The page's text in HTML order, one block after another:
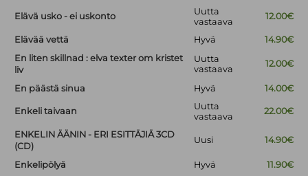
Elävä usko - ei uskonto
Uutta
vastaava
12.00€
Elävää vettä Hyvä
14.90€
En liten skillnad : elva texter om kristet
liv
Uutta
vastaava
12.00€
En päästä sinua Hyvä 14.00€
Enkeli taivaan
Uutta
vastaava
22.00€
ENKELIN ÄÄNIN - ERI ESITTÄJIÄ 3CD
(CD)
Uusi 14.90€
Enkelipölyä Hyvä
11.90€